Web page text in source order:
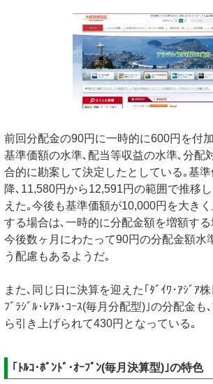
前回分配金の90円に一時的に600円を付
基準価額の水準､配当等収益の水準､分配
合的に勘案して決定したとしている｡基
降､11,580円から12,591円の範囲で推移
えた｡今後も基準価額が10,000円を大き
する場合は､一時的に分配金額を増額する
今後数ヶ月にわたって90円の分配金額水
う配慮もあるようだ｡
また､同じ日に決算を迎えた｢ﾀﾞｲﾜ･ｱｼﾞｱ
ﾌﾞﾗｼﾞﾙ･ﾚｱﾙ･ｺｰｽ(毎月分配型)｣の分配金
ら引き上げられて430円となっている｡
｢ﾄﾙｺ･ﾎﾞﾝﾄﾞ･ｵｰﾌﾟﾝ(毎月決算型)｣の特色